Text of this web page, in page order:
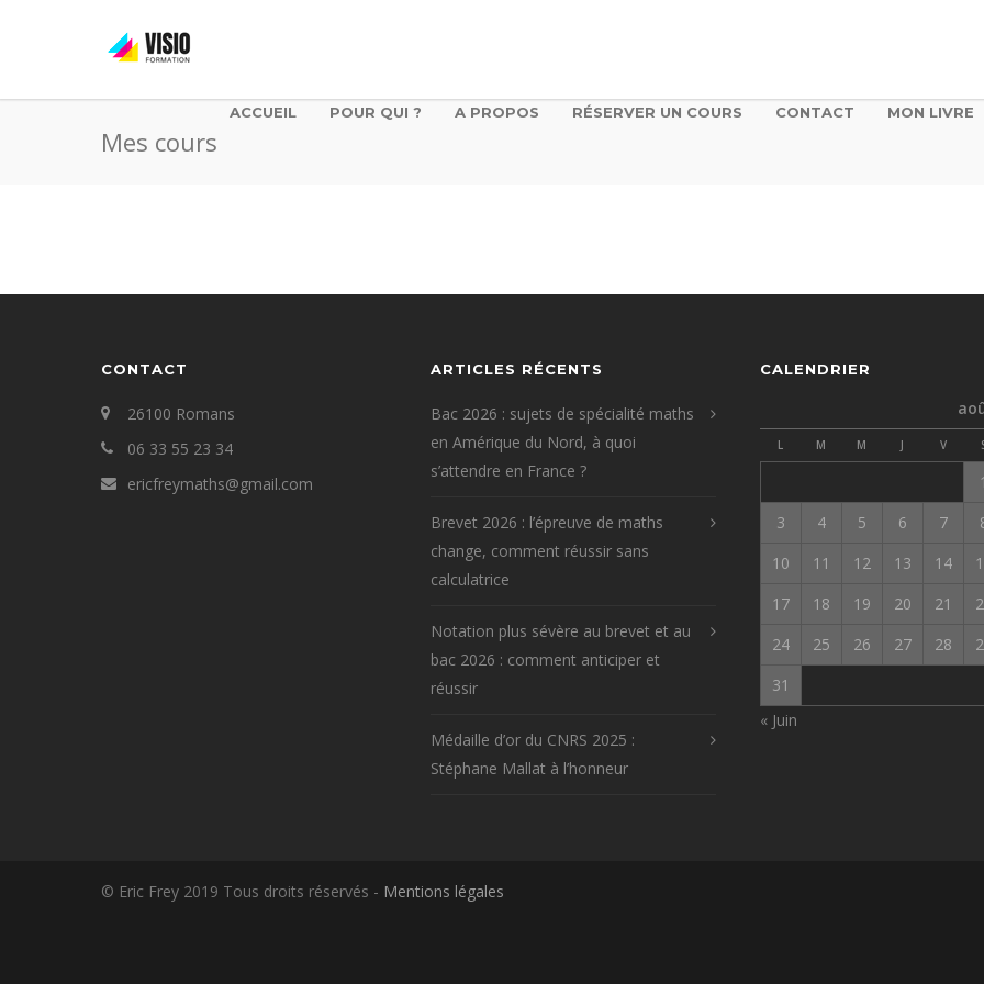
ACCUEIL POUR QUI ? A PROPOS RÉSERVER UN COURS CONTACT MON LIVRE
Mes cours
CONTACT
26100 Romans
06 33 55 23 34
ericfreymaths@gmail.com
ARTICLES RÉCENTS
Bac 2026 : sujets de spécialité maths
en Amérique du Nord, à quoi
s’attendre en France ?
Brevet 2026 : l’épreuve de maths
change, comment réussir sans
calculatrice
Notation plus sévère au brevet et au
bac 2026 : comment anticiper et
réussir
Médaille d’or du CNRS 2025 :
Stéphane Mallat à l’honneur
CALENDRIER
L M M J V
1
3
4 5 6 7
10
11 12 13 14
17
18 19 20 21
24
25 26 27 28
31
« Juin
© Eric Frey 2019 Tous droits réservés - Mentions légales